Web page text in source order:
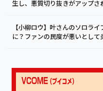
生し、悪質切り抜きがアップさ
【小柳ロウ】叶さんのソロラ
に？ファンの民度が悪いとして